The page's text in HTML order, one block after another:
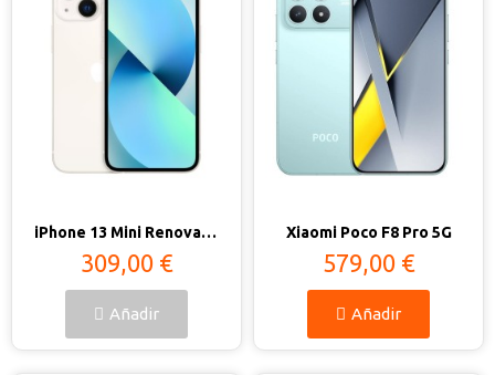
Vista rápida iPhone 13 Mini Renovado - Estado Excelente
309,00 €
Añadir
Vista rápida
Xiaomi Poco F8 Pro 5G
579,00 €
Añadir